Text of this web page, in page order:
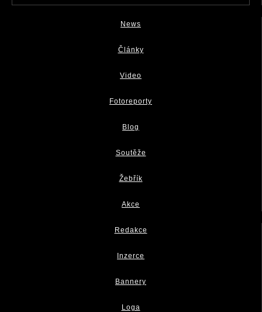
News
Články
Video
Fotoreporty
Blog
Soutěže
Žebřík
Akce
Redakce
Inzerce
Bannery
Loga